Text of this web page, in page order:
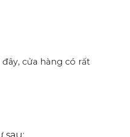
đây, cửa hàng có rất